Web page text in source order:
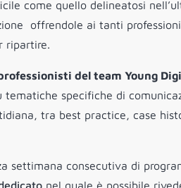
come quello delineatosi
 offrendole ai tanti
ripartire.
del team Young
specifiche di
tra best practice, case
settimana consecutiva di
nel quale è possibile